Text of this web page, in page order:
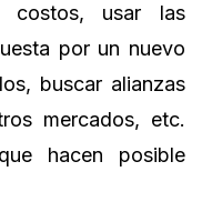
costos, usar las
por un nuevo
buscar alianzas
mercados, etc.
hacen posible